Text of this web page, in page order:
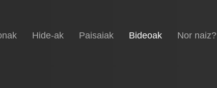
Hasiera
Hide-ak Paisaiak Bideoak(current)
Nor naiz?